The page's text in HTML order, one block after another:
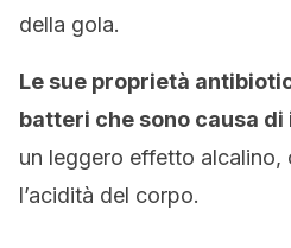
della gola.
Le sue proprietà
batteri che sono causa di
un leggero effetto alcalino,
l’acidità del corpo.